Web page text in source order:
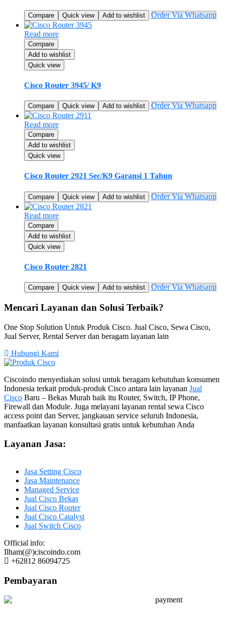
Compare Quick view Add to wishlist Order Via Whatsapp
Read more
Compare
Add to wishlist
Quick view
Cisco Router 3945/ K9
Compare Quick view Add to wishlist Order Via Whatsapp
Read more
Compare
Add to wishlist
Quick view
Cisco Router 2921 Sec/K9 Garansi 1 Tahun
Compare Quick view Add to wishlist Order Via Whatsapp
Read more
Compare
Add to wishlist
Quick view
Cisco Router 2821
Compare Quick view Add to wishlist Order Via Whatsapp
Mencari Layanan dan Solusi Terbaik?
One Stop Solution Untuk Produk Cisco. Jual Cisco, Sewa Cisco,
Jual Server, Rental Server dan beragam layanan lain
Hubungi Kami
Ciscoindo menyediakan solusi untuk beragam kebutuhan konsumen
Indonesia terkait produk-produk Cisco antara lain layanan Jual
Cisco Baru – Bekas Murah baik itu Router, Switch, IP Phone,
Firewall dan Module. Juga melayani layanan rental sewa Cisco
access point dan Server, jangkauan service seluruh Indonesia,
manfaatkan layanan konsultasi gratis untuk kebutuhan Anda
Layanan Jasa:
Jasa Setting Cisco
Jasa Maintenance
Managed Service
Jual Cisco Bekas
Jual Cisco Router
Jual Cisco Catalyst
Jual Switch Cisco
Official info:
Ilham(@)ciscoindo.com
+62812 86094725
Pembayaran